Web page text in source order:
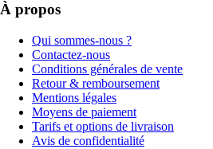
À propos
Qui sommes-nous ?
Contactez-nous
Conditions générales de vente
Retour & remboursement
Mentions légales
Moyens de paiement
Tarifs et options de livraison
Avis de confidentialité